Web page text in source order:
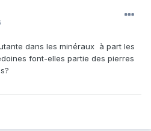
dans les minéraux à part les
font-elles partie des pierres